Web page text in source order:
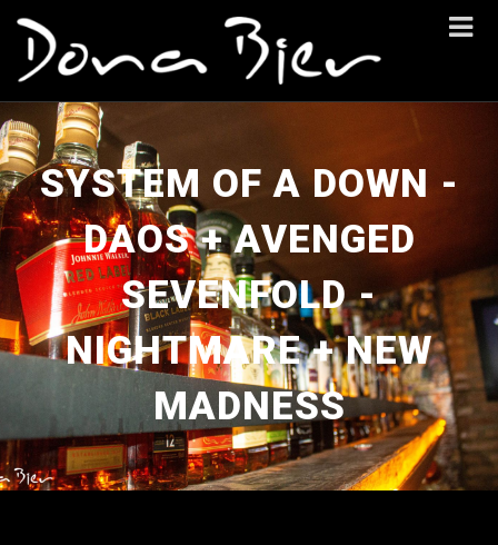
SYSTEM OF A DOWN -
DAOS + AVENGED
SEVENFOLD -
NIGHTMARE + NEW
MADNESS